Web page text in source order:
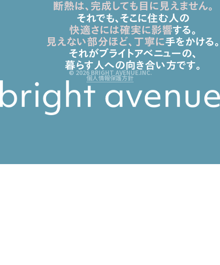
© 2026 BRIGHT AVENUE.INC.
個人情報保護方針
断熱は、完成しても目に見えません。
それでも、そこに住む人の
快適さには確実に影響する。
見えない部分ほど、丁寧に手をかける。
それがブライトアベニューの、
暮らす人への向き合い方です。